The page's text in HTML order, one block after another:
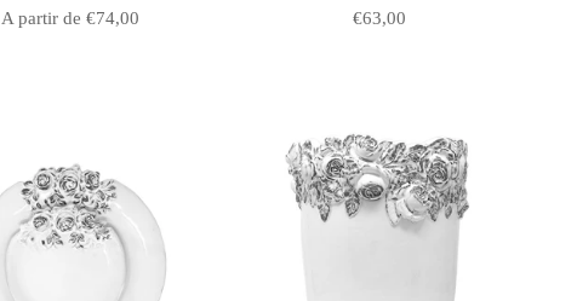
Prix de vente
A partir de €74,00
Prix de vente
€63,00